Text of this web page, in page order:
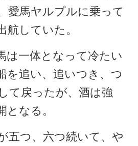
愛馬ヤルプルに乗って
航していた。
は一体となって冷たい
を追い、追いつき、つ
て戻ったが、酒は強
となる。
五つ、六つ続いて、や